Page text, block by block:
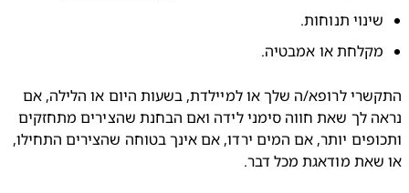
תנוחות.
או אמבטיה.
התקשרי לרופא/ה שלך או למיילדת, בשעות היום או הלילה, אם
נראה לך שאת חווה סימני לידה ואם הבחנת שהצירים מתחזקים
ותכופים יותר, אם המים ירדו, אם אינך בטוחה שהצירים התחילו,
מודאגת מכל דבר.